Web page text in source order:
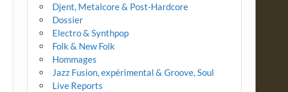
Djent, Metalcore & Post-Hardcore
Dossier
Electro & Synthpop
Folk & New Folk
Hommages
Jazz Fusion, expérimental & Groove, Soul
Live Reports